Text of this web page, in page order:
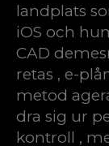
landplats
iOS och
CAD
retas , e-
metod
dra sig ur
kontroll ,